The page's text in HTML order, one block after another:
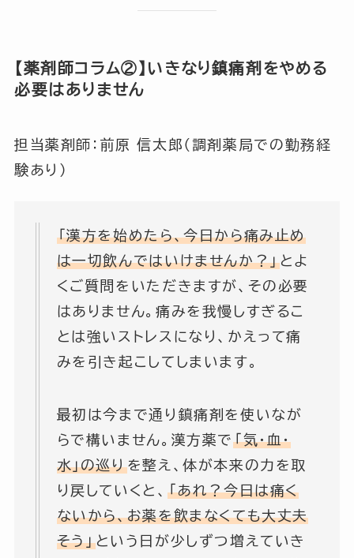
【薬剤師コラム②】いきなり鎮痛剤をやめる
必要はありません
担当薬剤師：前原 信太郎（調剤薬局での勤務経
験あり）
「漢方を始めたら、今日から痛み止め
は一切飲んではいけませんか？」とよ
くご質問をいただきますが、その必要
はありません。痛みを我慢しすぎるこ
とは強いストレスになり、かえって痛
みを引き起こしてしまいます。
最初は今まで通り鎮痛剤を使いなが
らで構いません。漢方薬で「気・血・
水」の巡りを整え、体が本来の力を取
り戻していくと、 「あれ？今日は痛く
ないから、お薬を飲まなくても大丈夫
そう」という日が少しずつ増えていき